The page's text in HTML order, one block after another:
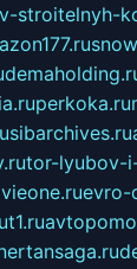
stroitelnyh-
perkoka.ru
sibarchives.ru
tor-lyubov-
evro-